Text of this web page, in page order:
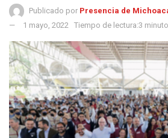
Publicado por Presencia de
1 mayo, 2022
Tiempo de lectura:3